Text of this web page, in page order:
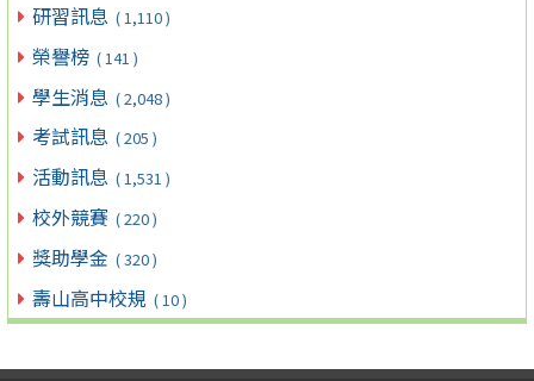
研習訊息 ( 1,110 )
榮譽榜 ( 141 )
學生消息 ( 2,048 )
考試訊息 ( 205 )
活動訊息 ( 1,531 )
校外競賽 ( 220 )
獎助學金 ( 320 )
壽山高中校規 ( 10 )